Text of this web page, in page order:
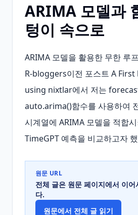
ARIMA 모델과
텅이 속으로
ARIMA 모델을 활용한 무한 루
R‑bloggers이전 포스트 A
using nixtlar에서 저는
auto.arima()함수를 사용하여
시계열에 ARIMA 모델을 적합
TimeGPT 예측을 비교하고자
원문 URL
전체 글은 원문 페이지에서 이
다.
원문에서 전체 글 읽기